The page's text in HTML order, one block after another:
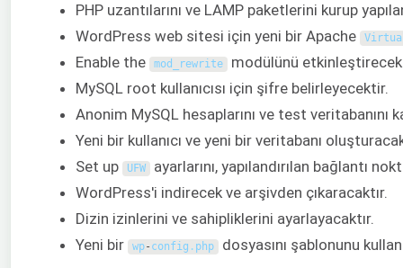
PHP uzantılarını ve LAMP paketlerini kurup
WordPress web sitesi için yeni bir Apache
Enable the mod_rewrite modülünü etkinleştirecek
MySQL root kullanıcısı için şifre belirleyecektir.
Anonim MySQL hesaplarını ve test veritabanını
Yeni bir kullanıcı ve yeni bir veritabanı
Set up
UFW ayarlarını, yapılandırılan bağlantı
WordPress'i indirecek ve arşivden çıkaracaktır.
Dizin izinlerini ve sahipliklerini ayarlayacaktır.
Yeni bir
wp- config . php dosyasını şablonunu